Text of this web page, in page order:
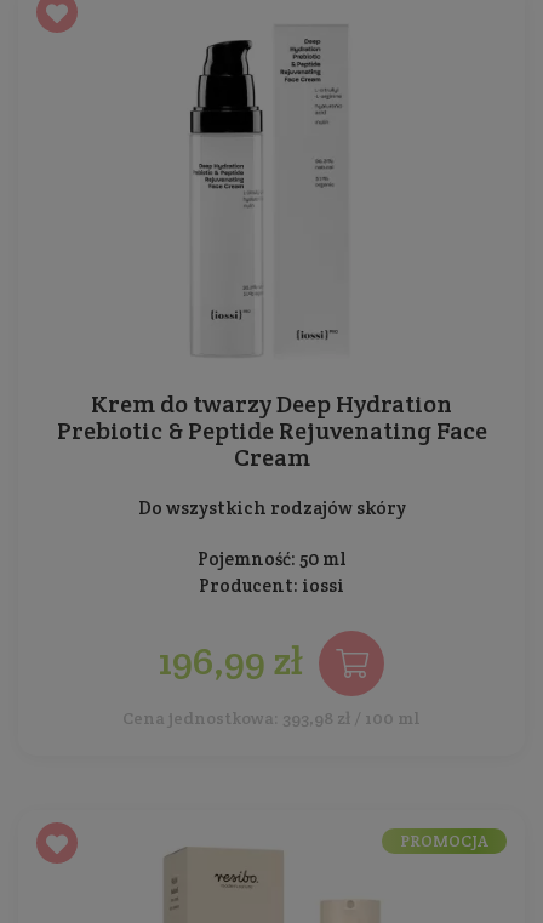
Krem do twarzy Deep Hydration
Prebiotic & Peptide Rejuvenating Face
Cream
Do wszystkich rodzajów skóry
Pojemność: 50 ml
Producent: iossi
196,99 zł
Cena jednostkowa: 393,98 zł / 100 ml
PROMOCJA